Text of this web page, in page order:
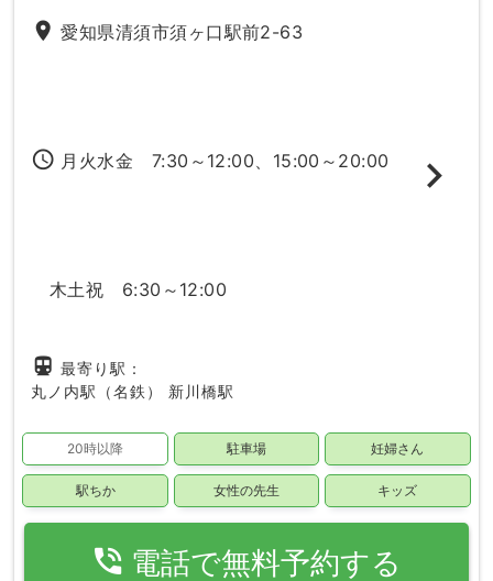
place 愛知県清須市須ヶ口駅前2-63
access_time 月火水金 7:30～12:00、15:00～20:00
木土祝 6:30～12:00
directions_subway 最寄り駅：
丸ノ内駅（名鉄）
新川橋駅
20時以降 駐車場 妊婦さん
駅ちか 女性の先生 キッズ
phone_in_talk 電話で無料予約する